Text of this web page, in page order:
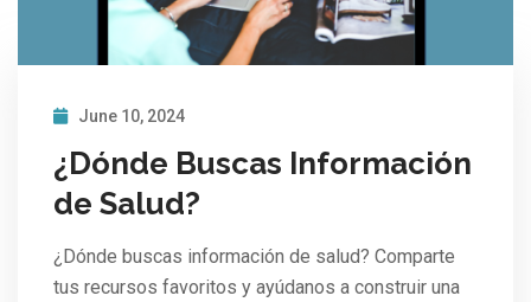
June 10, 2024
¿Dónde Buscas Información
de Salud?
¿Dónde buscas información de salud? Comparte
tus recursos favoritos y ayúdanos a construir una